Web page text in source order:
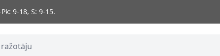
Pk: 9-18, S: 9-15.